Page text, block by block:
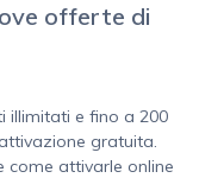
offerte di
illimitati e fino a 200
gratuita.
come attivarle online